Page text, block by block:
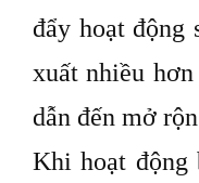
đẩy hoạt động
xuất nhiều
dẫn đến mở
Khi hoạt động